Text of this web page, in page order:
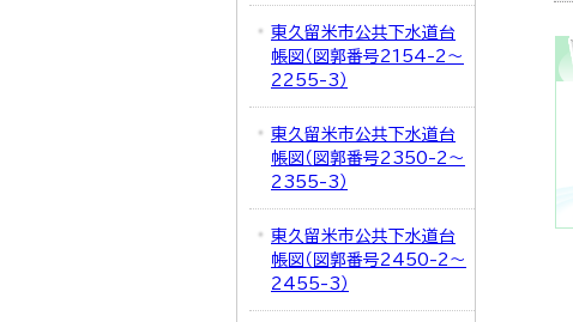
東久留米市公共下水道台
帳図（図郭番号2154-2～
2255-3）
東久留米市公共下水道台
帳図（図郭番号2350-2～
2355-3）
東久留米市公共下水道台
帳図（図郭番号2450-2～
2455-3）